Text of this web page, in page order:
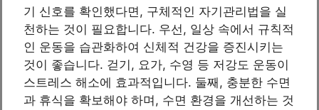
기 신호를 확인했다면, 구체적인 자기관리법을 실
천하는 것이 필요합니다. 우선, 일상 속에서 규칙적
인 운동을 습관화하여 신체적 건강을 증진시키는
것이 좋습니다. 걷기, 요가, 수영 등 저강도 운동이
스트레스 해소에 효과적입니다. 둘째, 충분한 수면
과 휴식을 확보해야 하며, 수면 환경을 개선하는 것